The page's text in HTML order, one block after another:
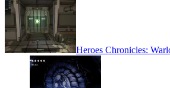
Heroes Chronicles: